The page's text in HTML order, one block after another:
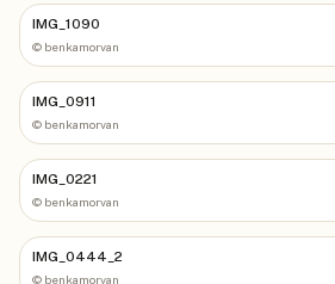
IMG_1090
© benkamorvan
IMG_0911
© benkamorvan
IMG_0221
© benkamorvan
IMG_0444_2
© benkamorvan